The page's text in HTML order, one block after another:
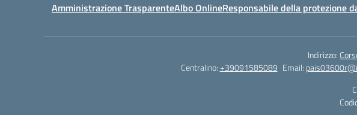
Amministrazione TrasparenteAlbo OnlineResponsabile della protezione
Indirizzo:
Centralino:+39091585089 Email: